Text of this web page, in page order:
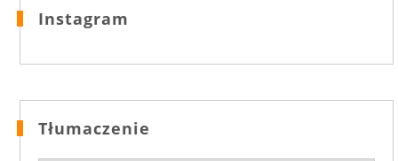
Instagram
Tłumaczenie